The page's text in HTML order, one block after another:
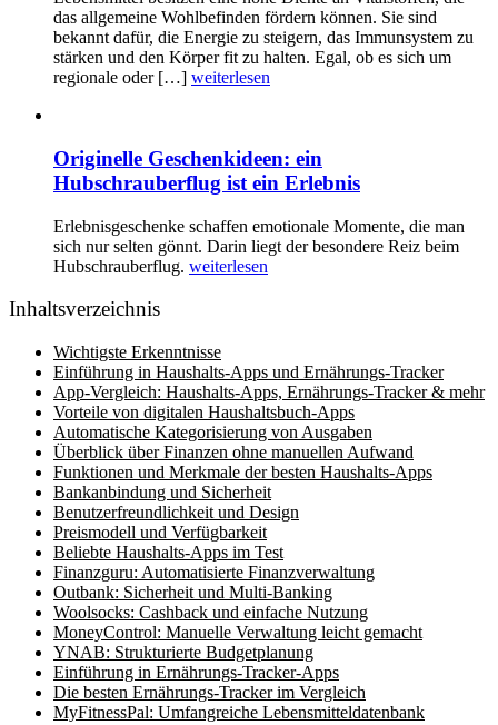
das allgemeine Wohlbefinden fördern können. Sie sind
bekannt dafür, die Energie zu steigern, das Immunsystem zu
stärken und den Körper fit zu halten. Egal, ob es sich um
regionale oder […] weiterlesen
Originelle Geschenkideen: ein
Hubschrauberflug ist ein Erlebnis
Erlebnisgeschenke schaffen emotionale Momente, die man
sich nur selten gönnt. Darin liegt der besondere Reiz beim
Hubschrauberflug. weiterlesen
Inhaltsverzeichnis
Wichtigste Erkenntnisse
Einführung in Haushalts-Apps und Ernährungs-Tracker
App-Vergleich: Haushalts-Apps, Ernährungs-Tracker & mehr
Vorteile von digitalen Haushaltsbuch-Apps
Automatische Kategorisierung von Ausgaben
Überblick über Finanzen ohne manuellen Aufwand
Funktionen und Merkmale der besten Haushalts-Apps
Bankanbindung und Sicherheit
Benutzerfreundlichkeit und Design
Preismodell und Verfügbarkeit
Beliebte Haushalts-Apps im Test
Finanzguru: Automatisierte Finanzverwaltung
Outbank: Sicherheit und Multi-Banking
Woolsocks: Cashback und einfache Nutzung
MoneyControl: Manuelle Verwaltung leicht gemacht
YNAB: Strukturierte Budgetplanung
Einführung in Ernährungs-Tracker-Apps
Die besten Ernährungs-Tracker im Vergleich
MyFitnessPal: Umfangreiche Lebensmitteldatenbank